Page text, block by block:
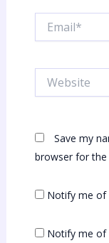
Save my
browser for
Notify me of
Notify me of